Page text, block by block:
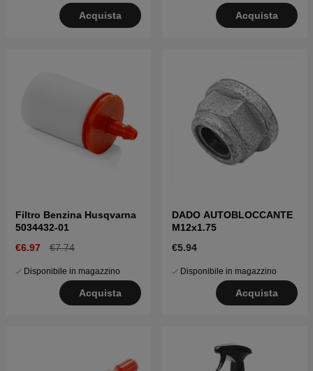
Acquista Acquista
Filtro Benzina Husqvarna
5034432-01
€6.97
€7.74
Disponibile in magazzino
Acquista
DADO AUTOBLOCCANTE
M12x1.75
€5.94
Disponibile in magazzino
Acquista